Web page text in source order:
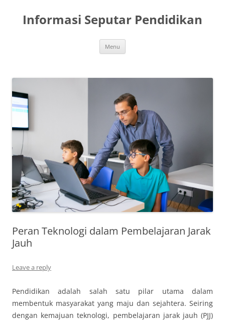
content
Informasi Seputar Pendidikan
Menu
Peran Teknologi dalam Pembelajaran Jarak
Jauh
Leave a reply
Pendidikan adalah salah satu pilar utama dalam
membentuk masyarakat yang maju dan sejahtera. Seiring
dengan kemajuan teknologi, pembelajaran jarak jauh (PJJ)